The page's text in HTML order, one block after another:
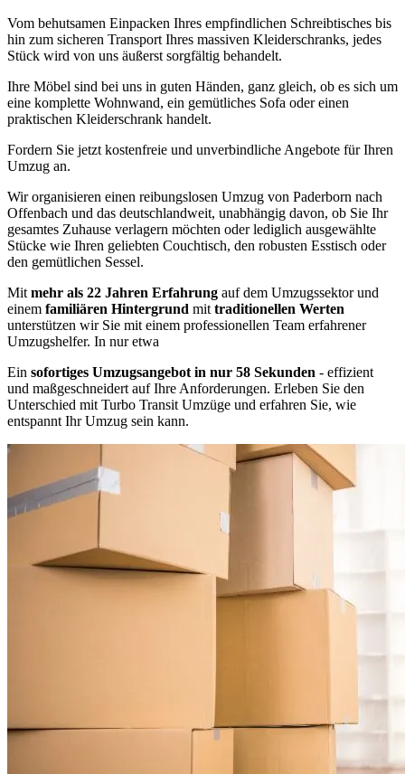
Vom behutsamen Einpacken Ihres empfindlichen Schreibtisches bis
hin zum sicheren Transport Ihres massiven Kleiderschranks, jedes
Stück wird von uns äußerst sorgfältig behandelt.
Ihre Möbel sind bei uns in guten Händen, ganz gleich, ob es sich um
eine komplette Wohnwand, ein gemütliches Sofa oder einen
praktischen Kleiderschrank handelt.
Fordern Sie jetzt kostenfreie und unverbindliche Angebote für Ihren
Umzug an.
Wir organisieren einen reibungslosen Umzug von Paderborn nach
Offenbach und das deutschlandweit, unabhängig davon, ob Sie Ihr
gesamtes Zuhause verlagern möchten oder lediglich ausgewählte
Stücke wie Ihren geliebten Couchtisch, den robusten Esstisch oder
den gemütlichen Sessel.
Mit mehr als 22 Jahren Erfahrung auf dem Umzugssektor und
einem familiären Hintergrund mit traditionellen Werten
unterstützen wir Sie mit einem professionellen Team erfahrener
Umzugshelfer. In nur etwa
Ein sofortiges Umzugsangebot in nur 58 Sekunden - effizient
und maßgeschneidert auf Ihre Anforderungen. Erleben Sie den
Unterschied mit Turbo Transit Umzüge und erfahren Sie, wie
entspannt Ihr Umzug sein kann.